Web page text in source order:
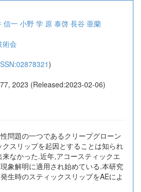
信一小野 学 原 泰啓 長谷 亜蘭
術会
)
2023 (Released:2023-02-06)
問題の一つであるクリープグローン
スリップを起因とすることは知られ
なかった.近年,アコースティックエ
象解明に適用され始めている.本研究
生時のスティックスリップをAEによ